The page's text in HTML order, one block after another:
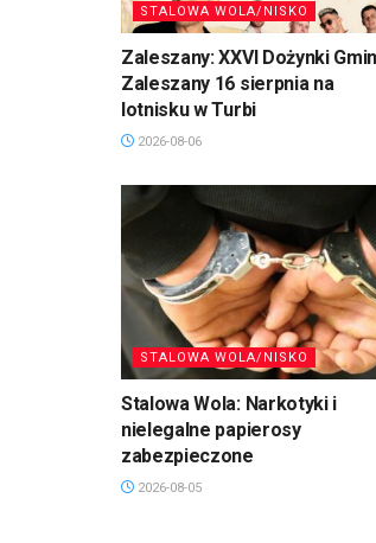
STALOWA WOLA/NISKO
Zaleszany: XXVI Dożynki
Zaleszany 16 sierpnia na
lotnisku w Turbi
2026-08-06
STALOWA WOLA/NISKO
Stalowa Wola: Narkotyki i
nielegalne papierosy
zabezpieczone
2026-08-05